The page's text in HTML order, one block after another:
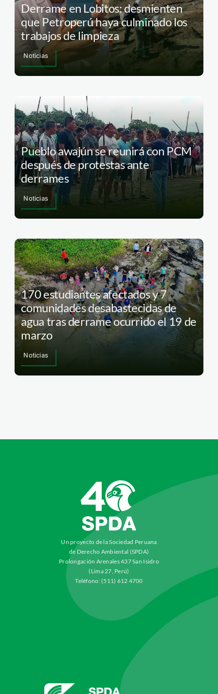
Derrame en Lobitos: desmienten
que Petroperú haya culminado los
trabajos de limpieza
Noticias
Pueblo awajún se reunirá con PCM
después de protestas ante
derrames
Noticias
170 estudiantes afectados y 7
comunidades desabastecidas de
agua tras derrame ocurrido el 19 de
marzo
Noticias
Un proyecto de la Sociedad Peruana
de Derecho Ambiental (SPDA)
Prolongación Arenales 437 San Isidro
(Lima 27, Perú)
Teléfono: (511) 612 4700